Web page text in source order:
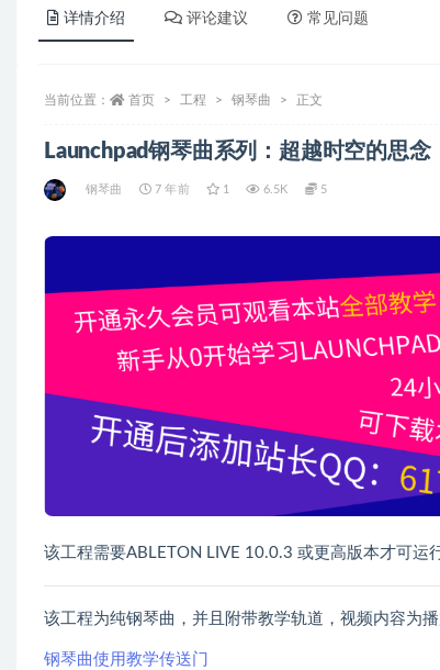
详情介绍 评论建议 常见问题
当前位置： 首页 工程 钢琴曲 正文
Launchpad钢琴曲系列：超越时空的思念
钢琴曲 7 年前 1 6.5K 5
该工程需要ABLETON LIVE 10.0.3 或更高版本才可运
该工程为纯钢琴曲，并且附带教学轨道，视频内容为
钢琴曲使用教学传送门